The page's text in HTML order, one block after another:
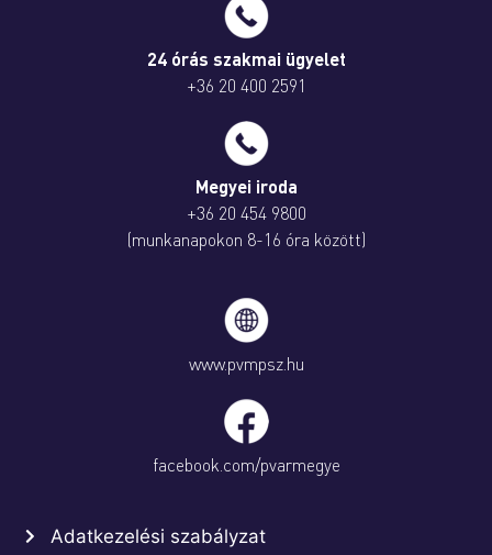
24 órás szakmai ügyelet
+36 20 400 2591
Megyei iroda
+36 20 454 9800
(munkanapokon 8-16 óra között)
www.pvmpsz.hu
facebook.com/pvarmegye
Adatkezelési szabályzat